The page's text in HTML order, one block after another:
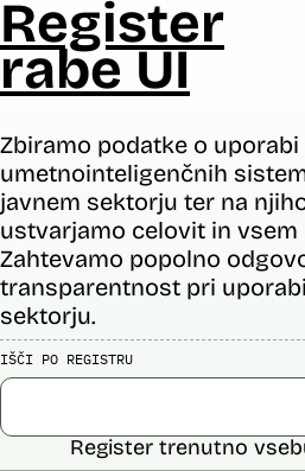
Register
rabe UI
Zbiramo podatke o uporabi
umetnointeligenčnih
javnem sektorju ter na
ustvarjamo celovit in
Zahtevamo popolno
transparentnost pri
sektorju.
IŠČI PO REGISTRU
Register trenutno